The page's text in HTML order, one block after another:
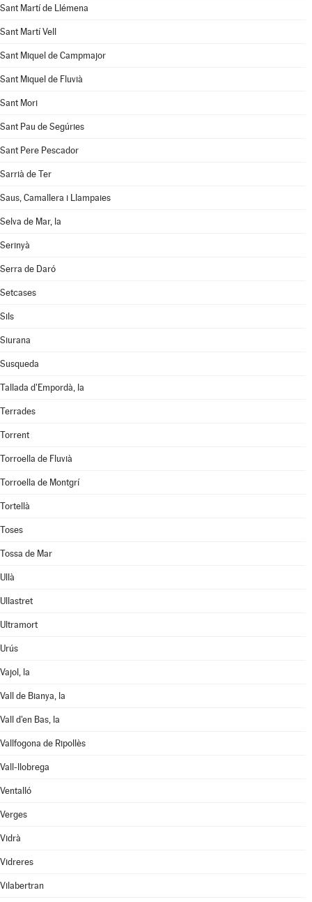
Sant Martí de Llémena
Sant Martí Vell
Sant Miquel de Campmajor
Sant Miquel de Fluvià
Sant Mori
Sant Pau de Segúries
Sant Pere Pescador
Sarrià de Ter
Saus, Camallera i Llampaies
Selva de Mar, la
Serinyà
Serra de Daró
Setcases
Sils
Siurana
Susqueda
Tallada d'Empordà, la
Terrades
Torrent
Torroella de Fluvià
Torroella de Montgrí
Tortellà
Toses
Tossa de Mar
Ullà
Ullastret
Ultramort
Urús
Vajol, la
Vall de Bianya, la
Vall d'en Bas, la
Vallfogona de Ripollès
Vall-llobrega
Ventalló
Verges
Vidrà
Vidreres
Vilabertran